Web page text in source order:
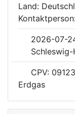
Land:
2026-07-
CPV:
Erdgas